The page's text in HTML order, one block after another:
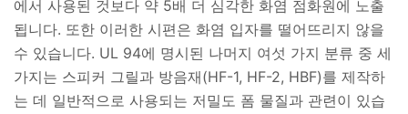
에서 사용된 것보다 약 5배 더 심각한 화염 점화원에 노출
됩니다. 또한 이러한 시편은 화염 입자를 떨어뜨리지 않을
수 있습니다. UL 94에 명시된 나머지 여섯 가지 분류 중 세
가지는 스피커 그릴과 방음재(HF-1, HF-2, HBF)를 제작하
는 데 일반적으로 사용되는 저밀도 폼 물질과 관련이 있습